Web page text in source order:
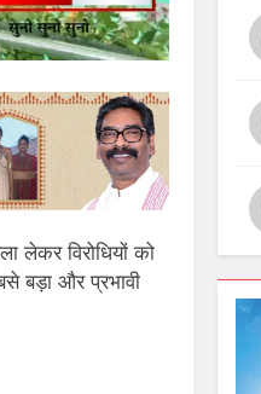
लेकर विरोधियों को
बड़ा और प्रभावी